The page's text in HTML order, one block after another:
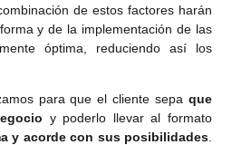
de estos factores harán
y de la implementación de las
óptima, reduciendo así los
para que el cliente sepa que
y poderlo llevar al formato
y acorde con sus posibilidades